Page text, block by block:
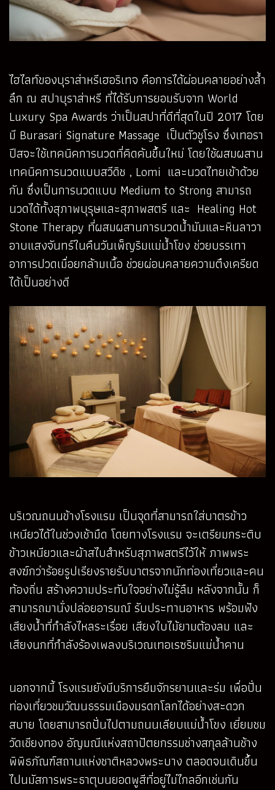
ไฮไลท์ของบุราส่าหรีเฮอริเทจ คือการได้ผ่อนคลายอย่างล้ำ
ลึก ณ สปาบุราส่าหรี ที่ได้รับการยอมรับจาก World
Luxury Spa Awards ว่าเป็นสปาที่ดีที่สุดในปี 2017 โดย
มี Burasari Signature Massage เป็นตัวชูโรง ซึ่งเทอรา
ปีสจะใช้เทคนิคการนวดที่คิดค้นขึ้นใหม่ โดยใช้ผสมผสาน
เทคนิคการนวดแบบสวีดิช , Lomi และนวดไทยเข้าด้วย
กัน ซึ่งเป็นการนวดแบบ Medium to Strong สามารถ
นวดได้ทั้งสุภาพบุรุษและสุภาพสตรี และ Healing Hot
Stone Therapy ที่ผสมผสานการนวดน้ำมันและหินลาวา
อาบแสงจันทร์ในคืนวันเพ็ญริมแม่น้ำโขง ช่วยบรรเทา
อาการปวดเมื่อยกล้ามเนื้อ ช่วยผ่อนคลายความตึงเครียด
ได้เป็นอย่างดี
บริเวณถนนข้างโรงแรม เป็นจุดที่สามารถใส่บาตรข้าว
เหนียวได้ในช่วงเช้ามืด โดยทางโรงแรม จะเตรียมกระติบ
ข้าวเหนียวและผ้าสไบสำหรับสุภาพสตรีไว้ให้ ภาพพระ
สงฆ์กว่าร้อยรูปเรียงรายรับบาตรจากนักท่องเที่ยวและคน
ท้องถิ่น สร้างความประทับใจอย่างไม่รู้ลืม หลังจากนั้น ก็
สามารถมานั่งปล่อยอารมณ์ รับประทานอาหาร พร้อมฟัง
เสียงน้ำที่กำลังไหลระเรื่อย เสียงใบไม้ยามต้องลม และ
เสียงนกที่กำลังร้องเพลงบริเวณเทอเรซริมแม่น้ำคาน
นอกจากนี้ โรงแรมยังมีบริการยืมจักรยานและร่ม เพื่อปั่น
ท่องเที่ยวชมวัฒนธรรมเมืองมรดกโลกได้อย่างสะดวก
สบาย โดยสามารถปั่นไปตามถนนเลียบแม่น้ำโขง เยี่ยมชม
วัดเชียงทอง อัญมณีแห่งสถาปัตยกรรมช่างสกุลล้านช้าง
พิพิธภัณฑ์สถานแห่งชาติหลวงพระบาง ตลอดจนเดินขึ้น
ไปนมัสการพระธาตุบนยอดพูสีที่อยู่ไม่ไกลอีกเช่นกัน